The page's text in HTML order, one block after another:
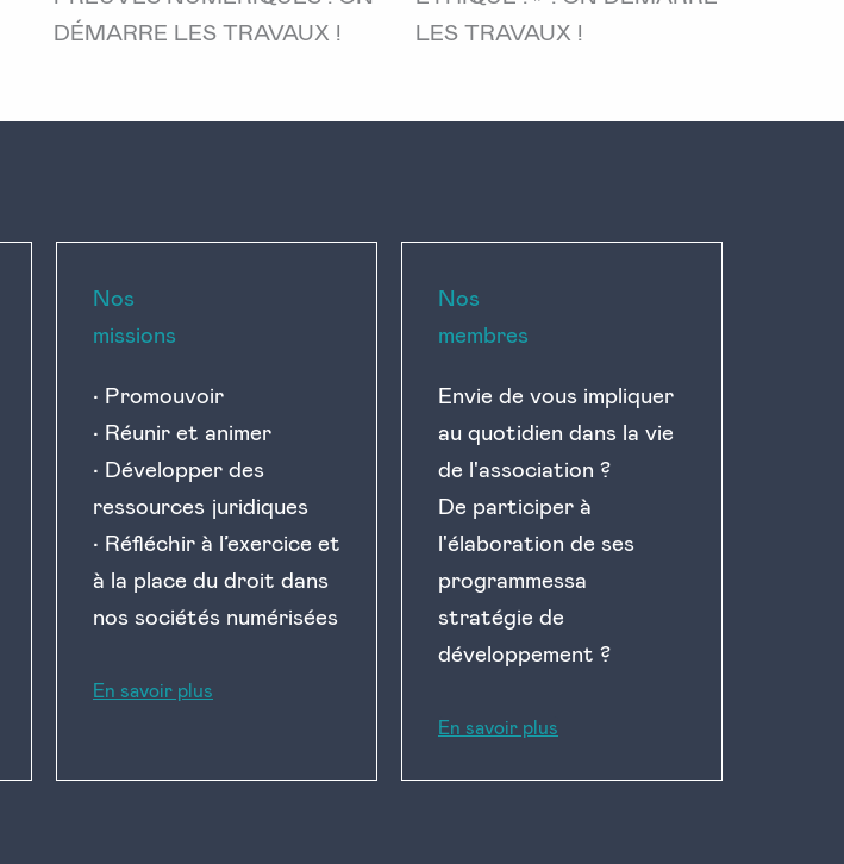
DÉMARRE LES TRAVAUX !
LES TRAVAUX !
Nos
missions
• Promouvoir
• Réunir et animer
• Développer des
ressources juridiques
• Réfléchir à l’exercice et
à la place du droit dans
nos sociétés numérisées
En savoir plus
Nos
membres
Envie de vous impliquer
au quotidien dans la vie
de l'association ?
De participer à
l'élaboration de ses
programmessa
stratégie de
développement ?
En savoir plus